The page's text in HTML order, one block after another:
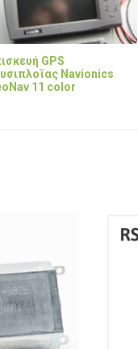
GPS
Navionics
11 color